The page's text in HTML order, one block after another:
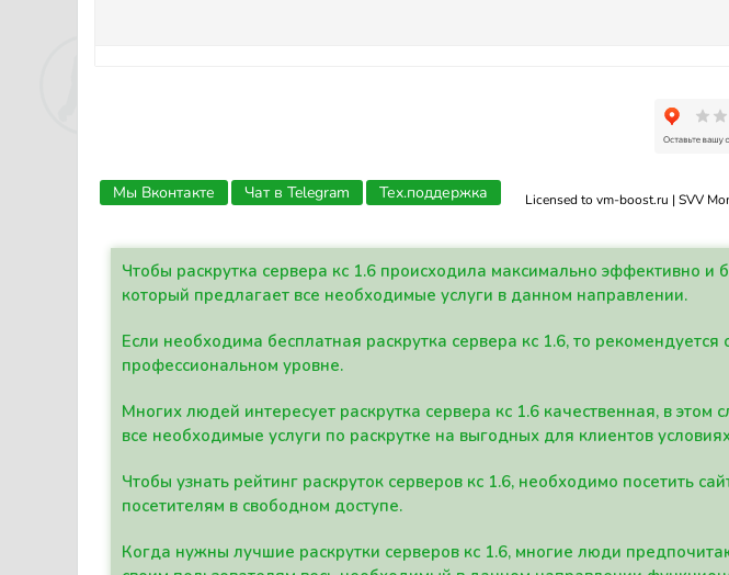
Licensed to vm-boost.ru | SVV
Мы Вконтакте Чат в Telegram Тех.поддержка
Чтобы раскрутка сервера кс 1.6 происходила максимально эффективно и
который предлагает все необходимые услуги в данном направлении.
Если необходима бесплатная раскрутка сервера кс 1.6, то
профессиональном уровне.
Многих людей интересует раскрутка сервера кс 1.6 качественная, в
все необходимые услуги по раскрутке на выгодных для клиентов
Чтобы узнать рейтинг раскруток серверов кс 1.6, необходимо посетить
посетителям в свободном доступе.
Когда нужны лучшие раскрутки серверов кс 1.6, многие люди